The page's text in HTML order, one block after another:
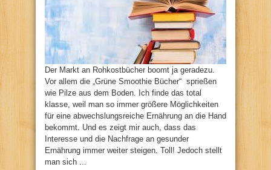
Der Markt an Rohkostbücher boomt ja geradezu.
Vor allem die „Grüne Smoothie Bücher“ sprießen
wie Pilze aus dem Boden. Ich finde das total
klasse, weil man so immer größere Möglichkeiten
für eine abwechslungsreiche Ernährung an die Hand
bekommt. Und es zeigt mir auch, dass das
Interesse und die Nachfrage an gesunder
Ernährung immer weiter steigen. Toll! Jedoch stellt
man sich ...